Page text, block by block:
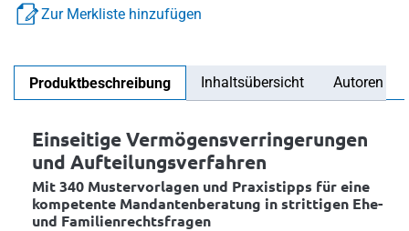
Zur Merkliste hinzufügen
Produktbeschreibung Inhaltsübersicht Autoren
Einseitige Vermögensverringerungen
und Aufteilungsverfahren
Mit 340 Mustervorlagen und Praxistipps für eine
kompetente Mandantenberatung in strittigen Ehe-
und Familienrechtsfragen